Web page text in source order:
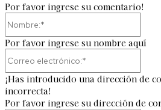
Por favor ingrese su comentario!
Por favor ingrese su nombre aquí
¡Has introducido una dirección de
incorrecta!
Por favor ingrese su dirección de